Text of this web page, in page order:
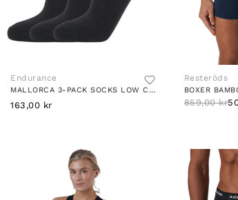
Endurance
MALLORCA 3-PACK SOCKS LOW CUT BLACK
163,00 kr
Resteröds
859,00 kr